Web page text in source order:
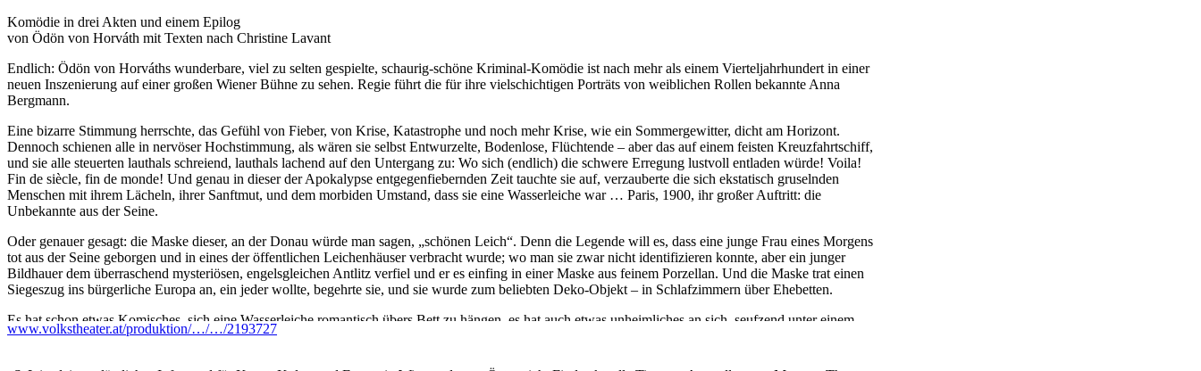
Komödie in drei Akten und einem Epilog
von Ödön von Horváth mit Texten nach Christine Lavant
Endlich: Ödön von Horváths wunderbare, viel zu selten gespielte, schaurig-schöne Kriminal-Komödie ist nach mehr als einem Vierteljahrhundert in einer
neuen Inszenierung auf einer großen Wiener Bühne zu sehen. Regie führt die für ihre vielschichtigen Porträts von weiblichen Rollen bekannte Anna
Bergmann.
Eine bizarre Stimmung herrschte, das Gefühl von Fieber, von Krise, Katastrophe und noch mehr Krise, wie ein Sommergewitter, dicht am Horizont.
Dennoch schienen alle in nervöser Hochstimmung, als wären sie selbst Entwurzelte, Bodenlose, Flüchtende – aber das auf einem feisten Kreuzfahrtschiff,
und sie alle steuerten lauthals schreiend, lauthals lachend auf den Untergang zu: Wo sich (endlich) die schwere Erregung lustvoll entladen würde! Voila!
Fin de siècle, fin de monde! Und genau in dieser der Apokalypse entgegenfiebernden Zeit tauchte sie auf, verzauberte die sich ekstatisch gruselnden
Menschen mit ihrem Lächeln, ihrer Sanftmut, und dem morbiden Umstand, dass sie eine Wasserleiche war … Paris, 1900, ihr großer Auftritt: die
Unbekannte aus der Seine.
Oder genauer gesagt: die Maske dieser, an der Donau würde man sagen, „schönen Leich“. Denn die Legende will es, dass eine junge Frau eines Morgens
tot aus der Seine geborgen und in eines der öffentlichen Leichenhäuser verbracht wurde; wo man sie zwar nicht identifizieren konnte, aber ein junger
Bildhauer dem überraschend mysteriösen, engelsgleichen Antlitz verfiel und er es einfing in einer Maske aus feinem Porzellan. Und die Maske trat einen
Siegeszug ins bürgerliche Europa an, ein jeder wollte, begehrte sie, und sie wurde zum beliebten Deko-Objekt – in Schlafzimmern über Ehebetten.
Es hat schon etwas Komisches, sich eine Wasserleiche romantisch übers Bett zu hängen, es hat auch etwas unheimliches an sich, seufzend unter einem
Bildnis zu liegen, dem man den völlig absurden Ehrentitel „Mona Lisa des Selbstmordes“ verlieh – ganz zu schweigend davon, dass Wasserleichen, bei
Meister des Unheimlichen und Komischen fasziniert zu haben, den Experten für Jahrmarkt und Wiener Nächte mitten im Weltuntergang; jenen Dichter, der
www.volkstheater.at/produktion/…/…/2193727